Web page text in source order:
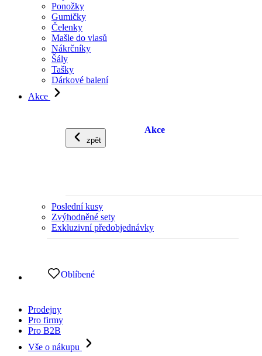
Ponožky
Gumičky
Čelenky
Mašle do vlasů
Nákrčníky
Šály
Tašky
Dárkové balení
Akce
zpět
Akce
Poslední kusy
Zvýhodněné sety
Exkluzivní předobjednávky
Oblíbené
Prodejny
Pro firmy
Pro B2B
Vše o nákupu